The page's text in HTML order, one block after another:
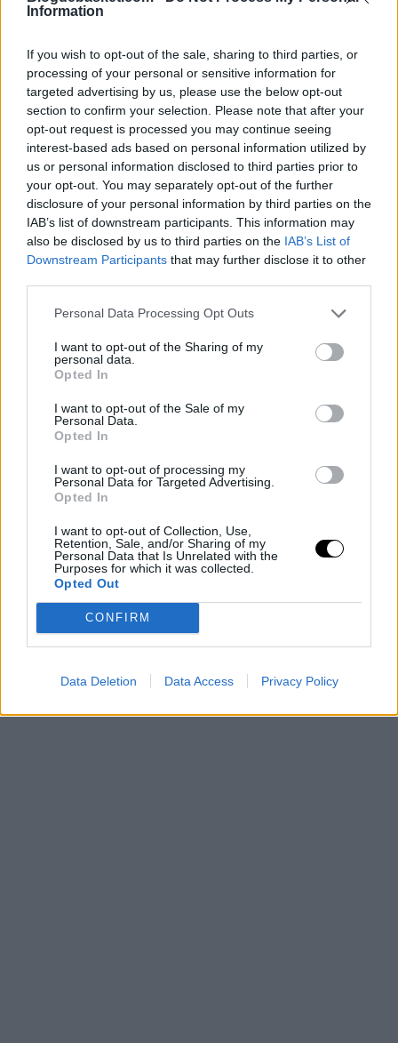
Information
If you wish to opt-out of the sale, sharing to third parties, or
processing of your personal or sensitive information for
targeted advertising by us, please use the below opt-out
section to confirm your selection. Please note that after your
opt-out request is processed you may continue seeing
interest-based ads based on personal information utilized by
us or personal information disclosed to third parties prior to
your opt-out. You may separately opt-out of the further
disclosure of your personal information by third parties on the
IAB’s list of downstream participants. This information may
also be disclosed by us to third parties on the IAB’s List of
Downstream Participants that may further disclose it to other
Personal Data Processing Opt Outs
I want to opt-out of the Sharing of my
personal data.
Opted In
I want to opt-out of the Sale of my
Personal Data.
Opted In
I want to opt-out of processing my
Personal Data for Targeted Advertising.
Opted In
I want to opt-out of Collection, Use,
Retention, Sale, and/or Sharing of my
Personal Data that Is Unrelated with the
Purposes for which it was collected.
Opted Out
CONFIRM
Data Deletion Data Access Privacy Policy
A pesar de las tajantes declaraciones de su entrenador,
Stephen Curry ha asegurado en una rueda de prensa
posterior que él planea volver antes a las canchas. “Con
suerte probaré que el entrenador se equivoca”, explicó
perderse la primera ronda de playoffs.
Esto decía Curry ante los medios sobre su lesión:
me parece un buen periodo de tiempo para ver mi
mentalmente para intentar probar que el entrenador se
mismo lo que estoy haciendo es trabajar para volver lo
antes posible y ayudar al equipo en las cosas que puedo
cuando no estoy sobre el parqué”.